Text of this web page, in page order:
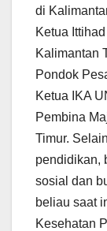
di
Ketua
Kalimantan
Pondok
Ketua IKA
Pembina
Timur.
pendidikan,
sosial dan
beliau saat
Kesehatan